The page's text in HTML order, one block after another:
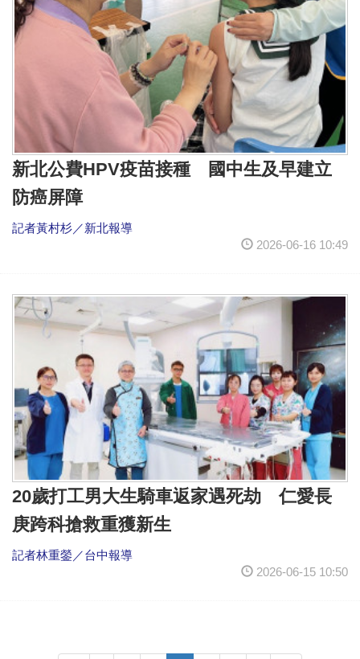
新北公費HPV疫苗接種 國中生及早建立
防癌屏障
記者黃村杉／新北報導
2026-06-16 10:49
20歲打工男大生騎車返家遇死劫 仁愛長
庚跨科搶救重獲新生
記者林重鎣／台中報導
2026-06-15 10:50